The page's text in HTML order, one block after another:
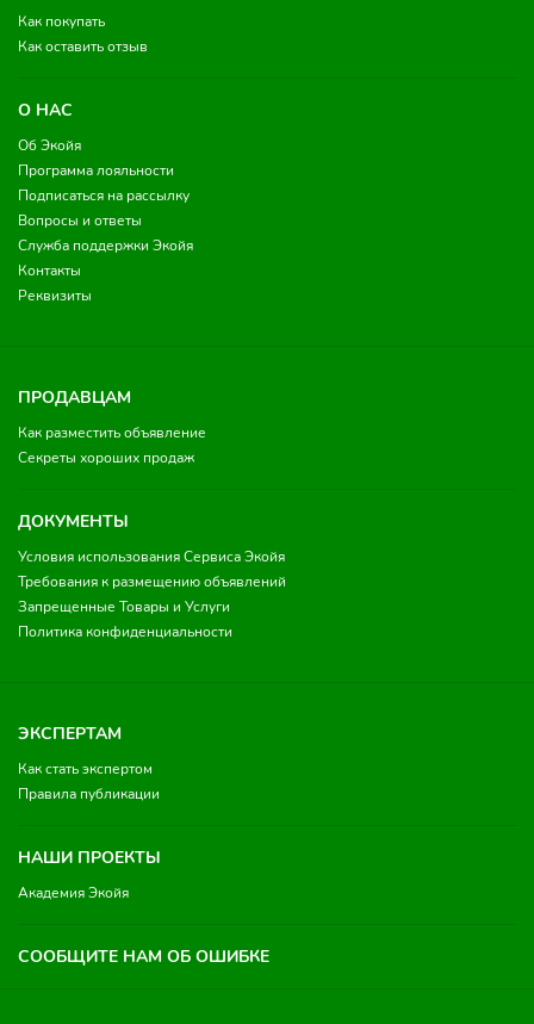
Как покупать
Как оставить отзыв
О НАС
Об Экойя
Программа лояльности
Подписаться на рассылку
Вопросы и ответы
Служба поддержки Экойя
Контакты
Реквизиты
ПРОДАВЦАМ
Как разместить объявление
Секреты хороших продаж
ДОКУМЕНТЫ
Условия использования Сервиса Экойя
Требования к размещению объявлений
Запрещенные Товары и Услуги
Политика конфиденциальности
ЭКСПЕРТАМ
Как стать экспертом
Правила публикации
НАШИ ПРОЕКТЫ
Академия Экойя
СООБЩИТЕ НАМ ОБ ОШИБКЕ